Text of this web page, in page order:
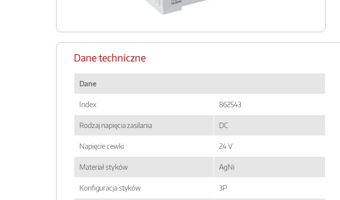
Dane techniczne
Dane
Index 862543
Rodzaj napięcia zasilania DC
Napięcie cewki 24 V
Materiał styków AgNi
Konfiguracja styków 3P